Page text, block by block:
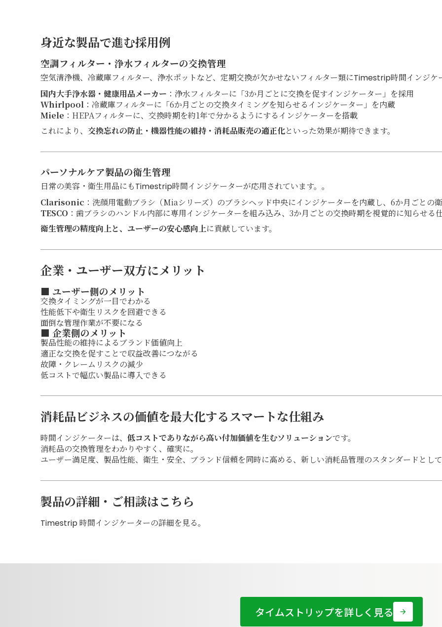
身近な製品で進む採用例
空調フィルター・浄水フィルターの交換管理
空気清浄機、冷蔵庫フィルター、浄水ポットなど、定期交換が欠かせないフィルター類にTimestrip時間インジケ
国内大手浄水器・健康用品メーカー ：浄水フィルターに「3か月ごとに交換を促すインジケーター」を採用
Whirlpool ：冷蔵庫フィルターに「6か月ごとの交換タイミングを知らせるインジケーター」を内蔵
Miele ：HEPAフィルターに、交換時期を約1年で分かるようにするインジケーターを搭載
これにより、 交換忘れの防止・機器性能の維持・消耗品販売の適正化といった効果が期待できます。
パーソナルケア製品の衛生管理
日常の美容・衛生用品にもTimestrip時間インジケーターが応用されています。。
Clarisonic ：洗顔用電動ブラシ（Miaシリーズ）のブラシヘッド中央にインジケーターを内蔵し、6か月ごとの
TESCO ：歯ブラシのハンドル内部に専用インジケーターを組み込み、3か月ごとの交換時期を視覚的に知らせる
衛生管理の精度向上と、ユーザーの安心感向上に貢献しています。
企業・ユーザー双方にメリット
■ ユーザー側のメリット
交換タイミングが一目でわかる
性能低下や衛生リスクを回避できる
面倒な管理作業が不要になる
■ 企業側のメリット
製品性能の維持によるブランド価値向上
適正な交換を促すことで収益改善につながる
故障・クレームリスクの減少
低コストで幅広い製品に導入できる
消耗品ビジネスの価値を最大化するスマートな仕組み
時間インジケーターは、 低コストでありながら高い付加価値を生むソリューションです。
消耗品の交換管理をわかりやすく、確実に。
ユーザー満足度、製品性能、衛生・安全、ブランド信頼を同時に高める、新しい消耗品管理のスタンダードとして
製品の詳細・ご相談はこちら
Timestrip 時間インジケーターの詳細を見る。
タイムストリップを詳しく見る arrow_forward